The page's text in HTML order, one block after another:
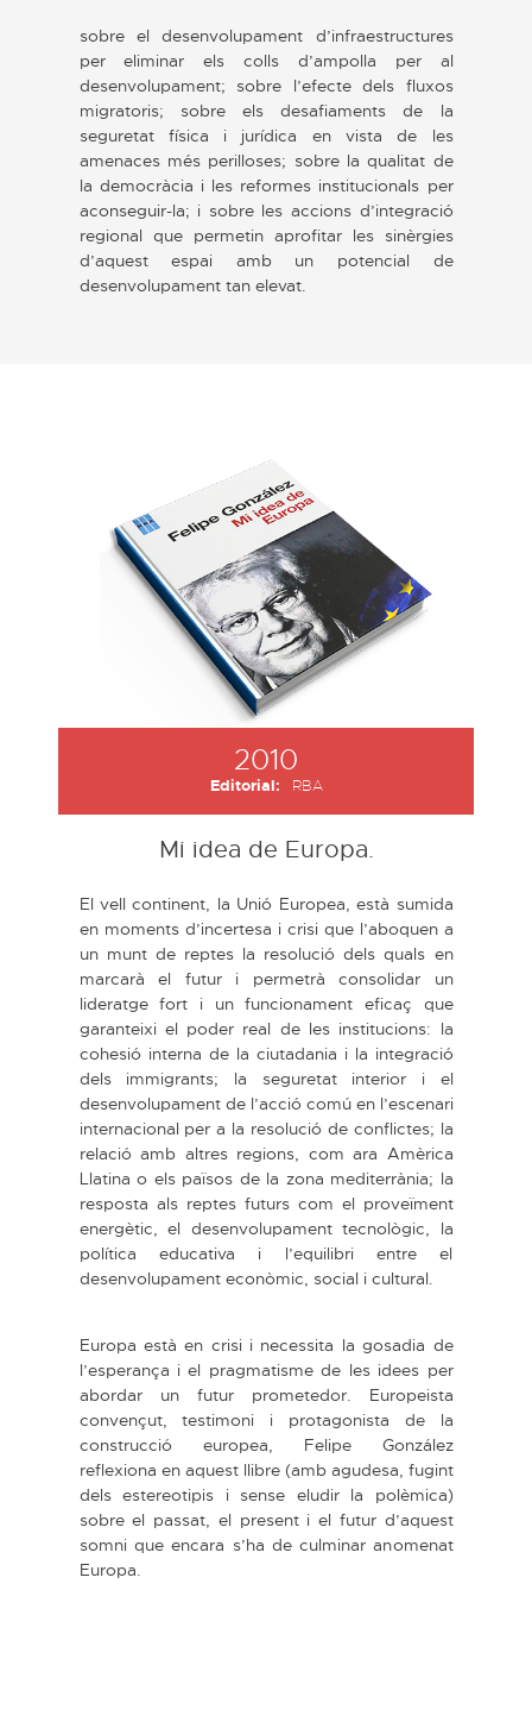
sobre el desenvolupament d’infraestructures
per eliminar els colls d’ampolla per al
desenvolupament; sobre l’efecte dels fluxos
migratoris; sobre els desafiaments de la
seguretat física i jurídica en vista de les
amenaces més perilloses; sobre la qualitat de
la democràcia i les reformes institucionals per
aconseguir-la; i sobre les accions d’integració
regional que permetin aprofitar les sinèrgies
d’aquest espai amb un potencial de
desenvolupament tan elevat.
2010
Editorial: RBA
Mi idea de Europa.
El vell continent, la Unió Europea, està sumida
en moments d’incertesa i crisi que l’aboquen a
un munt de reptes la resolució dels quals en
marcarà el futur i permetrà consolidar un
lideratge fort i un funcionament eficaç que
garanteixi el poder real de les institucions: la
cohesió interna de la ciutadania i la integració
dels immigrants; la seguretat interior i el
desenvolupament de l’acció comú en l’escenari
internacional per a la resolució de conflictes; la
relació amb altres regions, com ara Amèrica
Llatina o els països de la zona mediterrània; la
resposta als reptes futurs com el proveïment
energètic, el desenvolupament tecnològic, la
política educativa i l’equilibri entre el
desenvolupament econòmic, social i cultural.
Europa està en crisi i necessita la gosadia de
l’esperança i el pragmatisme de les idees per
abordar un futur prometedor. Europeista
convençut, testimoni i protagonista de la
construcció europea, Felipe González
reflexiona en aquest llibre (amb agudesa, fugint
dels estereotipis i sense eludir la polèmica)
sobre el passat, el present i el futur d’aquest
somni que encara s’ha de culminar anomenat
Europa.